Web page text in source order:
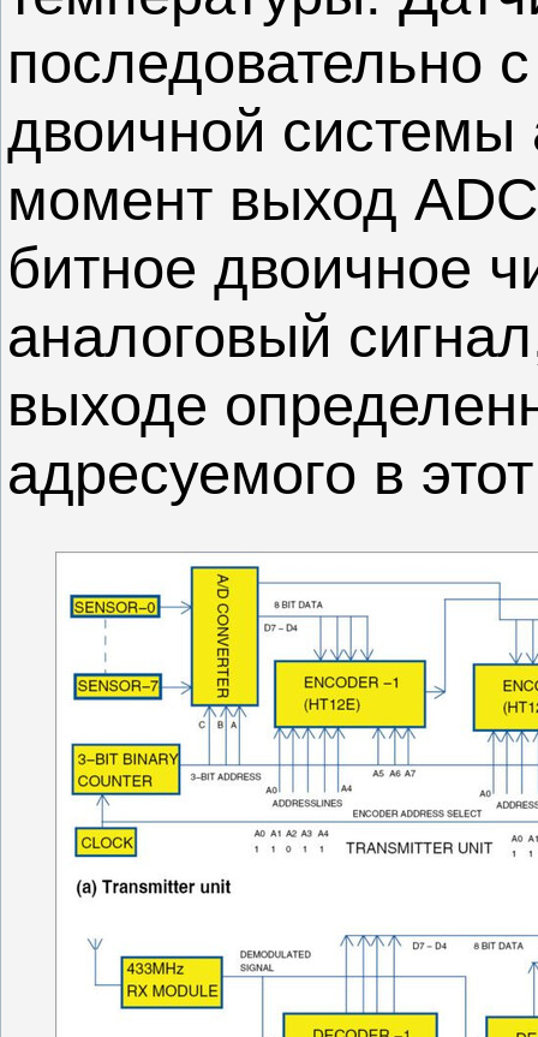
последовательно
двоичной
момент выход
битное двоичное
аналоговый
выходе
адресуемого в